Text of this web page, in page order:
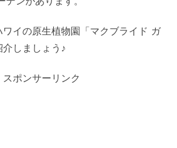
イの原生植物園「マクブライド ガ
しましょう♪
スポンサーリンク